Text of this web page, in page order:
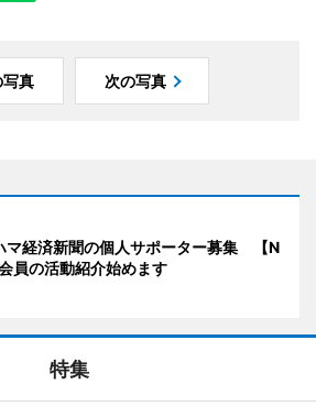
真 次の写真
マ経済新聞の個人サポーター募集 【N
員の活動紹介始めます
特集